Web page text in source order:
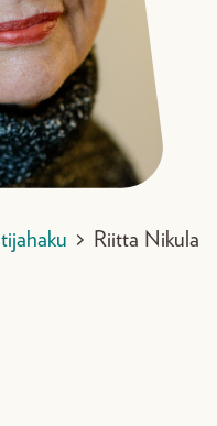
> Riitta Nikula